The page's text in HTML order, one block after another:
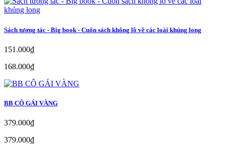
Sách tương tác - Big book - Cuốn sách khổng lồ về các loài khủng long
151.000₫
168.000₫
BB CÔ GÁI VÀNG
379.000₫
379.000₫